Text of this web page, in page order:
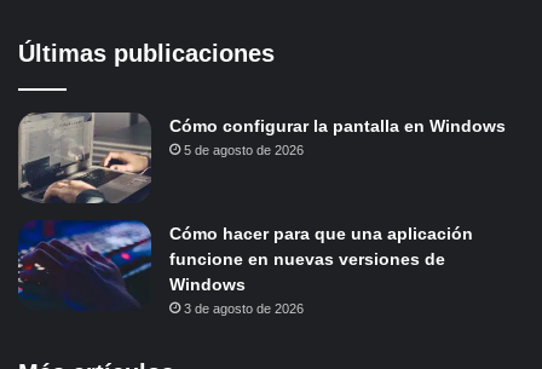
Últimas publicaciones
Cómo configurar la pantalla en Windows
5 de agosto de 2026
Cómo hacer para que una aplicación
funcione en nuevas versiones de
Windows
3 de agosto de 2026